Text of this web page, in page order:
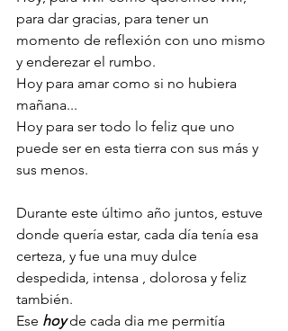
para dar gracias, para tener un
momento de reflexión con uno mismo
y enderezar el rumbo.
Hoy para amar como si no hubiera
mañana...
Hoy para ser todo lo feliz que uno
puede ser en esta tierra con sus más y
sus menos.
Durante este último año juntos, estuve
donde quería estar, cada día tenía esa
certeza, y fue una muy dulce
despedida, intensa , dolorosa y feliz
también.
Ese hoy de cada dia me permitía